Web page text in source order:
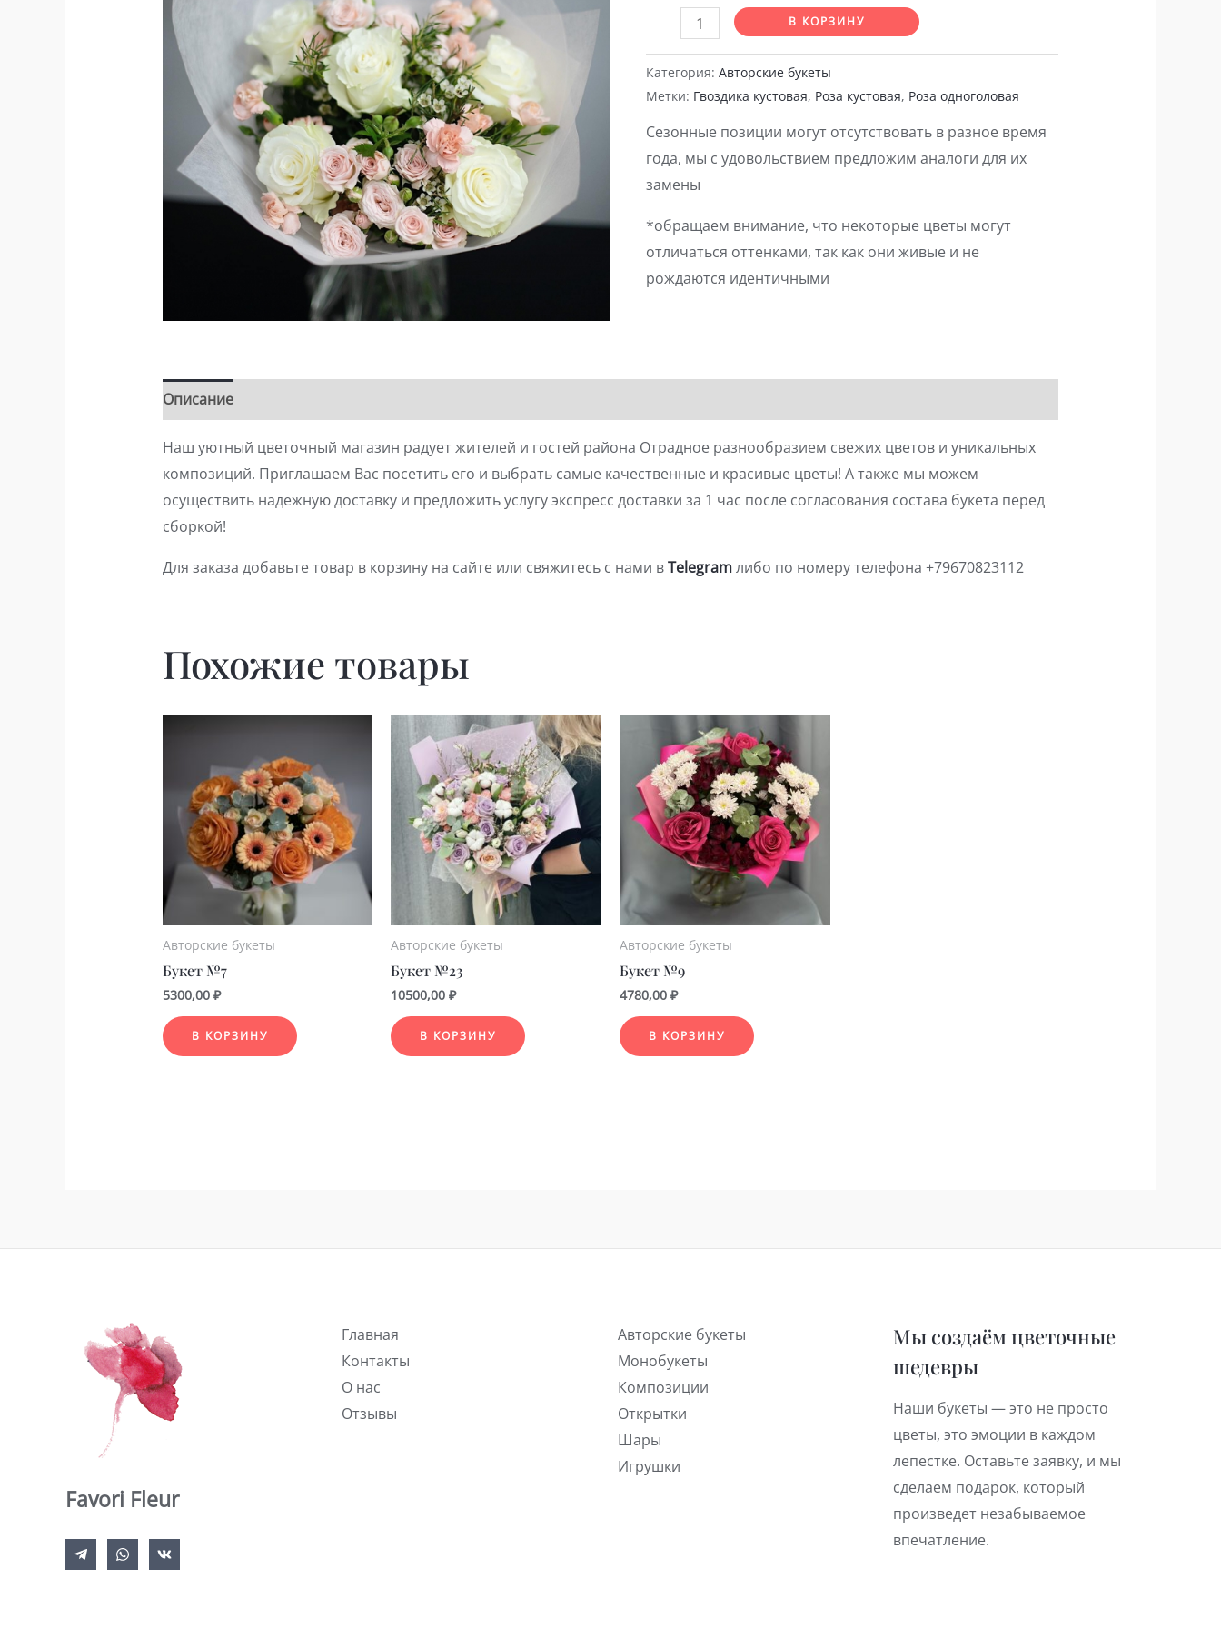
Количество
товара
Букет
№32
В КОРЗИНУ
Категория:Авторские букеты
Метки: Гвоздика кустовая, Роза кустовая, Роза одноголовая
Сезонные позиции могут отсутствовать в разное время
года, мы с удовольствием предложим аналоги для их
замены
*обращаем внимание, что некоторые цветы могут
отличаться оттенками, так как они живые и не
рождаются идентичными
Описание
Наш уютный цветочный магазин радует жителей и гостей района Отрадное разнообразием свежих цветов и уникальных
композиций. Приглашаем Вас посетить его и выбрать самые качественные и красивые цветы! А также мы можем
осуществить надежную доставку и предложить услугу экспресс доставки за 1 час после согласования состава букета перед
сборкой!
Для заказа добавьте товар в корзину на сайте или свяжитесь с нами вTelegramлибо по номеру телефона +79670823112
Похожие товары
Авторские букеты
Букет №7
5300,00 ₽
В КОРЗИНУ
Авторские букеты
Букет №23
10500,00₽
В КОРЗИНУ
Авторские букеты
Букет №9
4780,00 ₽
В КОРЗИНУ
Favori Fleur
Главная
Контакты
О нас
Отзывы
Авторские букеты
Монобукеты
Композиции
Открытки
Шары
Игрушки
Мы создаём цветочные
шедевры
Наши букеты — это не просто
цветы, это эмоции в каждом
лепестке. Оставьте заявку, и мы
сделаем подарок, который
произведет незабываемое
впечатление.